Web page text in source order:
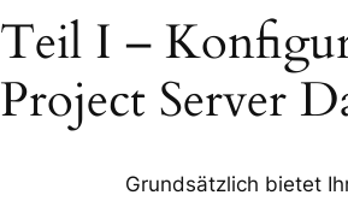
Teil I –
Project Server
Grundsätzlich bietet